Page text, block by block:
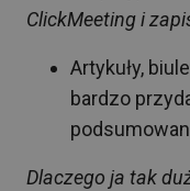
ClickMeeting i
Artykuły,
bardzo
Dlaczego ja tak